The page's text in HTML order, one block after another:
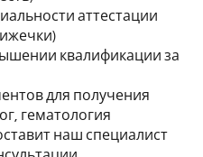
аттестации
квалификации за
для получения
гематология
наш специалист